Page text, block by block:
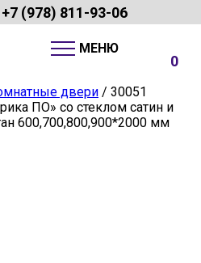
+7 (978) 811-93-06
0
двери / 30051
ПО» со стеклом сатин и
600,700,800,900*2000 мм